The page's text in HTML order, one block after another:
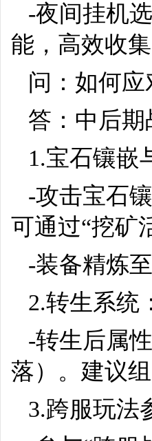
-夜间挂机
能，高效收集
问：如何
答：中后
1.宝石镶嵌
-攻击宝石
可通过“挖矿
-装备精炼
2.转生系统：
-转生后属
落）。建议
3.跨服玩法